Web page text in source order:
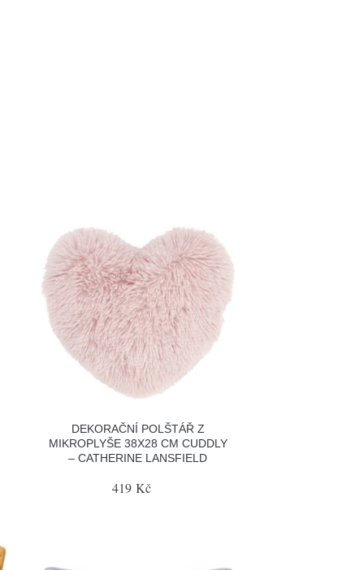
DEKORAČNÍ POLŠTÁŘ Z
MIKROPLYŠE 38X28 CM CUDDLY
– CATHERINE LANSFIELD
419 Kč